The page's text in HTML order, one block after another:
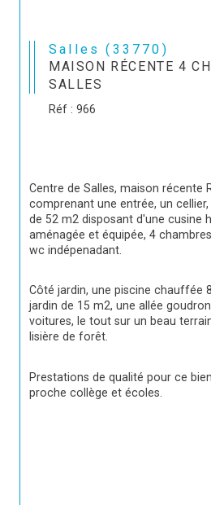
Salles (33770)
MAISON RÉCENTE 4
SALLES
Réf : 966
Centre de Salles, maison récente
comprenant une entrée, un
de 52 m2 disposant d'une cusine
aménagée et équipée, 4
wc indépenadant.
Côté jardin, une piscine chauffée
jardin de 15 m2, une allée
voitures, le tout sur un beau
lisière de forêt.
Prestations de qualité pour ce
proche collège et écoles.